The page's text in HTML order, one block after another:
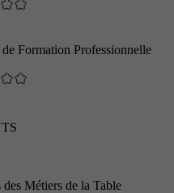
Formation Professionnelle
Métiers de la Table